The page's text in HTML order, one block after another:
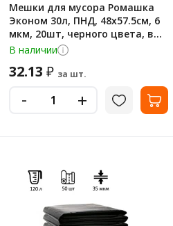
Мешки для мусора Ромашка
Эконом 30л, ПНД, 48х57.5см, 6
мкм, 20шт, черного цвета, в
рулоне
В наличии
32.13 ₽ за шт.
- +